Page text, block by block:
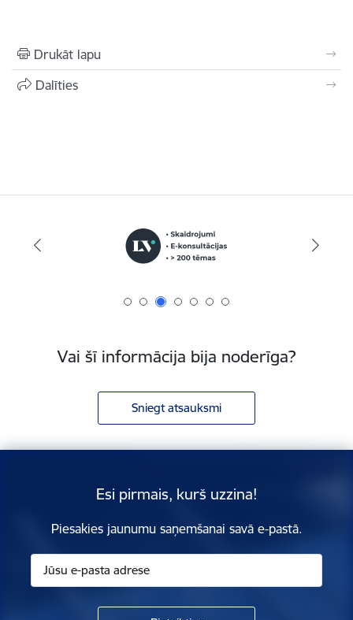
Drukāt lapu
Dalīties
Vai šī informācija bija noderīga?
Sniegt atsauksmi
Esi pirmais, kurš uzzina!
Piesakies jaunumu saņemšanai savā e-pastā.